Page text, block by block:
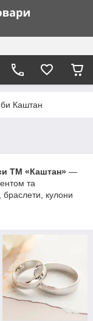
Каштан
ТМ «Каштан» —
та
кулони